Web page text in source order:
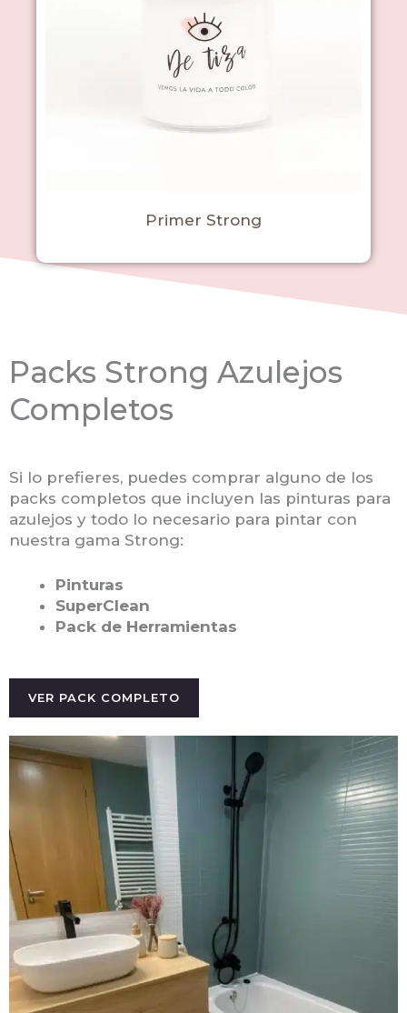
Primer Strong
Packs Strong Azulejos
Completos
Si lo prefieres, puedes comprar alguno de los
packs completos que incluyen las pinturas para
azulejos y todo lo necesario para pintar con
nuestra gama Strong:
Pinturas
SuperClean
Pack de Herramientas
VER PACK COMPLETO